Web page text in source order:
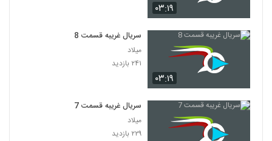
۰۳:۱۹
۰۳:۱۹
سریال غریبه قسمت 8
میلاد
۲۴۱ بازدید
سریال غریبه قسمت 7
میلاد
۲۲۹ بازدید